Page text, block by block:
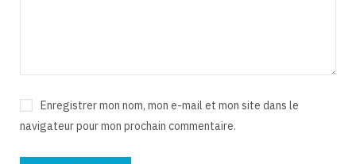
Enregistrer mon nom, mon e-mail et mon site dans le
navigateur pour mon prochain commentaire.